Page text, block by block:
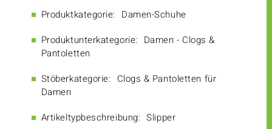
Produktkategorie: Damen-Schuhe
Produktunterkategorie: Damen - Clogs &
Pantoletten
Stöberkategorie: Clogs & Pantoletten für
Damen
Artikeltypbeschreibung: Slipper